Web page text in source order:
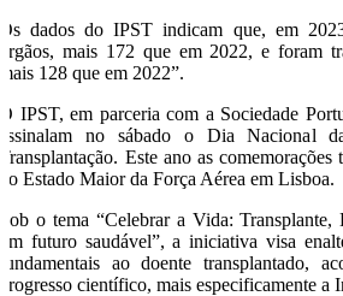
Os dados do IPST indicam que, em
órgãos, mais 172 que em 2022, e foram
mais 128 que em 2022”.
O IPST, em parceria com a Sociedade
assinalam no sábado o Dia Nacional
Transplantação. Este ano as comemorações
do Estado Maior da Força Aérea em Lisboa.
Sob o tema “Celebrar a Vida: Transplante,
um futuro saudável”, a iniciativa visa
fundamentais ao doente transplantado,
progresso científico, mais especificamente a